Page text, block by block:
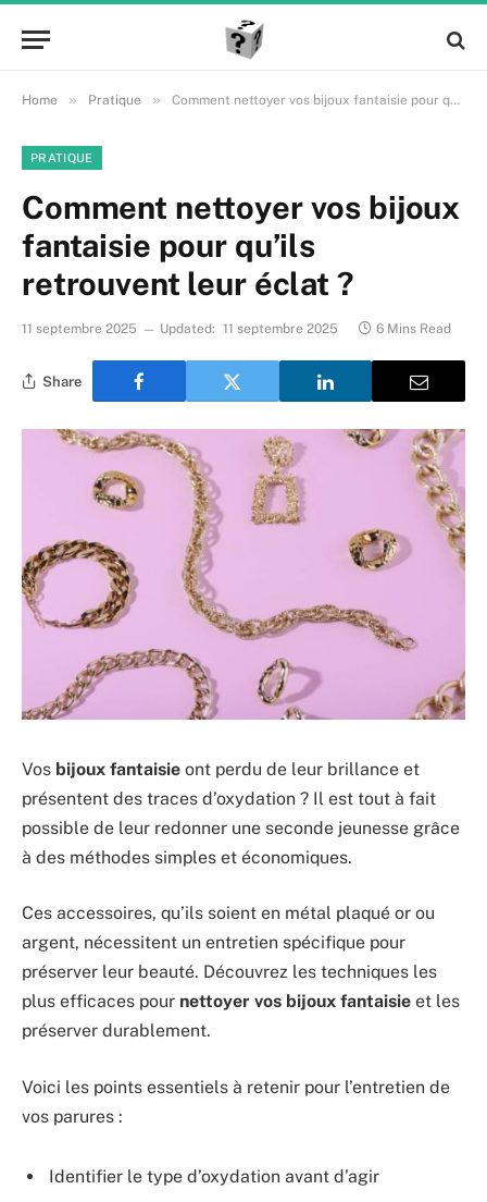
Home » Pratique » Comment nettoyer vos bijoux fantaisie pour qu’ils retrouvent leur éclat ?
PRATIQUE
Comment nettoyer vos bijoux
fantaisie pour qu’ils
retrouvent leur éclat ?
11 septembre 2025 Updated: 11 septembre 2025 6 Mins Read
Share
Vos bijoux fantaisie ont perdu de leur brillance et
présentent des traces d’oxydation ? Il est tout à fait
possible de leur redonner une seconde jeunesse grâce
à des méthodes simples et économiques.
Ces accessoires, qu’ils soient en métal plaqué or ou
argent, nécessitent un entretien spécifique pour
préserver leur beauté. Découvrez les techniques les
plus efficaces pour nettoyer vos bijoux fantaisie et les
préserver durablement.
Voici les points essentiels à retenir pour l’entretien de
vos parures :
Identifier le type d’oxydation avant d’agir